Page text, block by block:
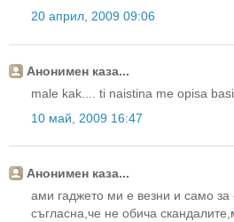
20 април, 2009 09:06
Анонимен каза...
male kak.... ti naistina me opisa
10 май, 2009 16:47
Анонимен каза...
ами гаджето ми е везни и само
съгласна,че не обича